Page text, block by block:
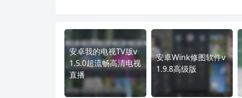
安卓我的电视TV版v
1.5.0超流畅高清电视
直播
安卓Wink修图软件v
1.9.8高级版